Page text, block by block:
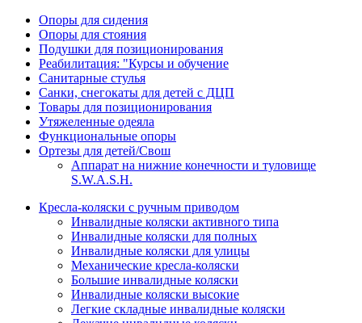
Опоры для сидения
Опоры для стояния
Подушки для позиционирования
Реабилитация: "Курсы и обучение
Санитарные стулья
Санки, снегокаты для детей с ДЦП
Товары для позиционирования
Утяжеленные одеяла
Функциональные опоры
Ортезы для детей/Свош
Аппарат на нижние конечности и туловище
S.W.A.S.H.
Кресла-коляски с ручным приводом
Инвалидные коляски активного типа
Инвалидные коляски для полных
Инвалидные коляски для улицы
Механические кресла-коляски
Большие инвалидные коляски
Инвалидные коляски высокие
Легкие складные инвалидные коляски